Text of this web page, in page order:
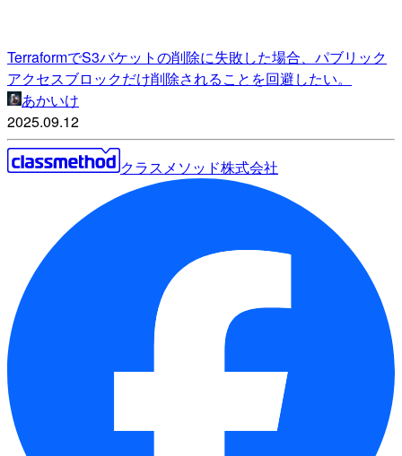
TerraformでS3バケットの削除に失敗した場合、パブリック
アクセスブロックだけ削除されることを回避したい。
あかいけ
2025.09.12
クラスメソッド株式会社